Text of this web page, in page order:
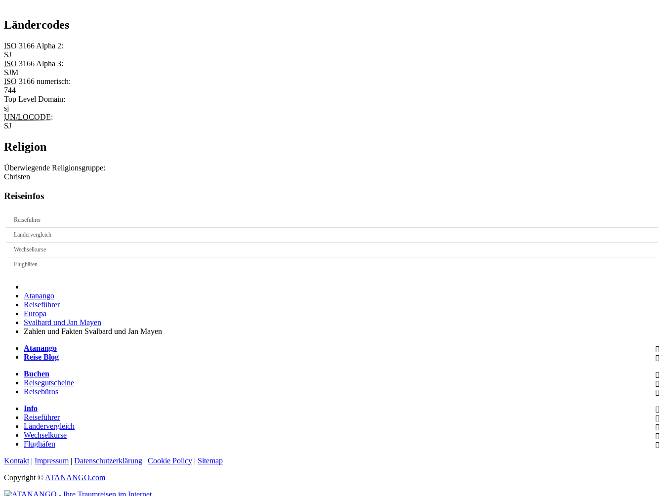
Ländercodes
ISO 3166 Alpha 2:
SJ
ISO 3166 Alpha 3:
SJM
ISO 3166 numerisch:
744
Top Level Domain:
sj
UN/LOCODE:
SJ
Religion
Überwiegende Religionsgruppe:
Christen
Reiseinfos
Reiseführer
Ländervergleich
Wechselkurse
Flughäfen
Atanango
Reiseführer
Europa
Svalbard und Jan Mayen
Zahlen und Fakten Svalbard und Jan Mayen
Atanango
Reise Blog
Buchen
Reisegutscheine
Reisebüros
Info
Reiseführer
Ländervergleich
Wechselkurse
Flughäfen
Kontakt | Impressum | Datenschutzerklärung | Cookie Policy | Sitemap
Copyright © ATANANGO.com